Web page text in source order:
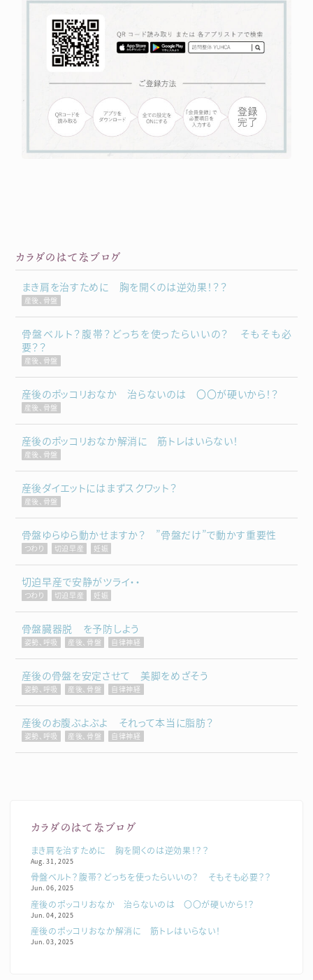
カラダのはてなブログ
まき肩を治すために 胸を開くのは逆効果！？？
産後、骨盤
骨盤ベルト？腹帯？どっちを使ったらいいの？ そもそも必
要？？
産後、骨盤
産後のポッコリおなか 治らないのは 〇〇が硬いから！？
産後、骨盤
産後のポッコリおなか解消に 筋トレはいらない！
産後、骨盤
産後ダイエットにはまずスクワット？
産後、骨盤
骨盤ゆらゆら動かせますか？ ”骨盤だけ”で動かす重要性
つわり 切迫早産 妊娠
切迫早産で安静がツライ・・
つわり 切迫早産 妊娠
骨盤臓器脱 を予防しよう
姿勢、呼吸 産後、骨盤 自律神経
産後の骨盤を安定させて 美脚をめざそう
姿勢、呼吸 産後、骨盤 自律神経
産後のお腹ぶよぶよ それって本当に脂肪？
姿勢、呼吸 産後、骨盤 自律神経
カラダのはてなブログ
まき肩を治すために 胸を開くのは逆効果！？？
Aug. 31, 2025
骨盤ベルト？腹帯？どっちを使ったらいいの？ そもそも必要？？
Jun. 06, 2025
産後のポッコリおなか 治らないのは 〇〇が硬いから！？
Jun. 04, 2025
産後のポッコリおなか解消に 筋トレはいらない！
Jun. 03, 2025